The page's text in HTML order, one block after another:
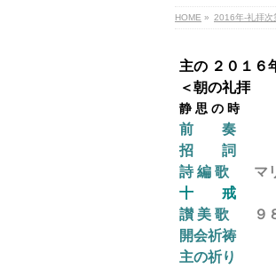
HOME » 2016年-礼拝次
主の ２０１６
＜朝の礼拝
静 思 の 時
前 奏
「
招 詞
詩 編 歌
マ
十 戒
讃 美 歌
９
開会祈祷
主の祈り